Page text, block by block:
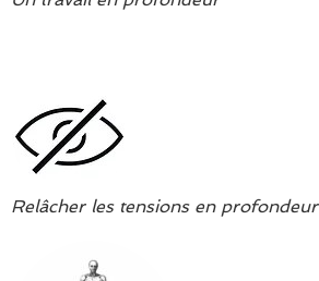
Relâcher les tensions en profondeur